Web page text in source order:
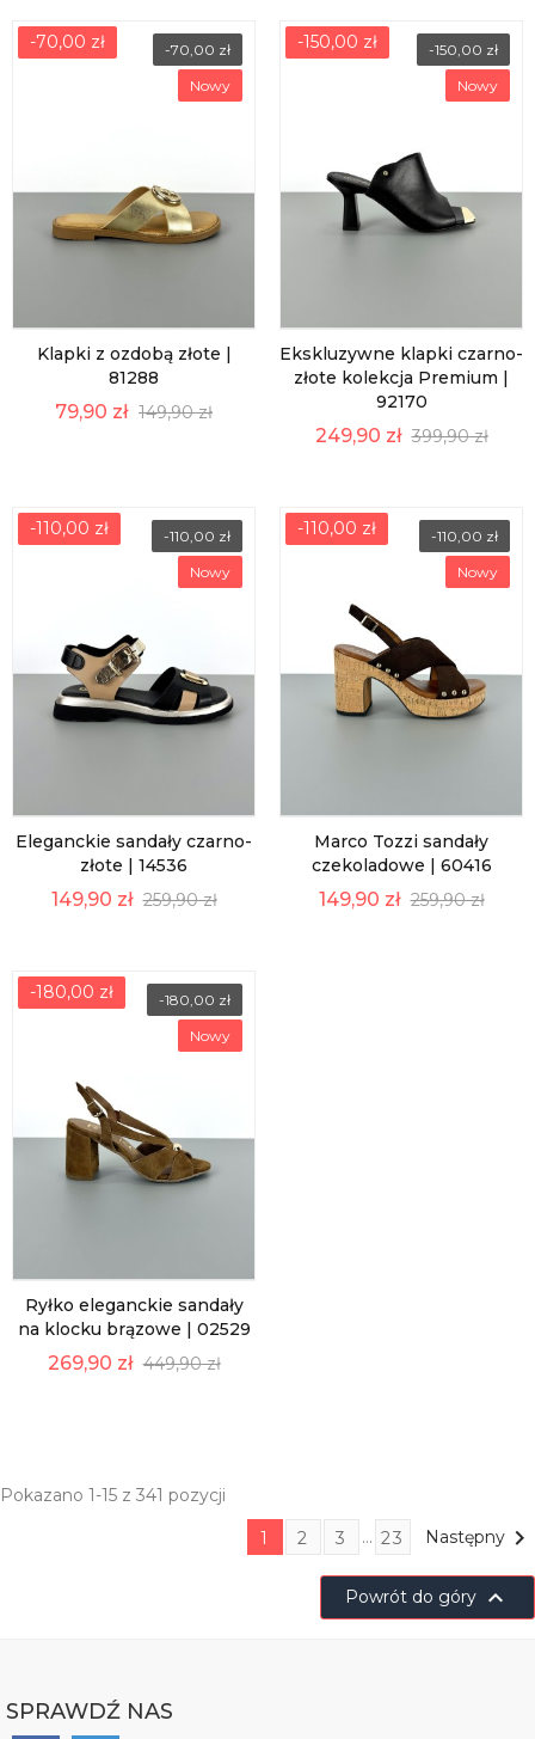
-70,00 zł
Nowy
-70,00 zł
Klapki z ozdobą złote |
81288
79,90 zł 149,90 zł
-150,00 zł
Nowy
-150,00 zł
Ekskluzywne klapki czarno-
złote kolekcja Premium |
92170
249,90 zł 399,90 zł
-110,00 zł
Nowy
-110,00 zł
Eleganckie sandały czarno-
złote | 14536
149,90 zł 259,90 zł
-110,00 zł
Nowy
-110,00 zł
Marco Tozzi sandały
czekoladowe | 60416
149,90 zł 259,90 zł
-180,00 zł
Nowy
-180,00 zł
Ryłko eleganckie sandały
na klocku brązowe | 02529
269,90 zł 449,90 zł
Pokazano 1-15 z 341 pozycji
1
2 3 … 23 Następny 
Powrót do góry 
SPRAWDŹ NAS